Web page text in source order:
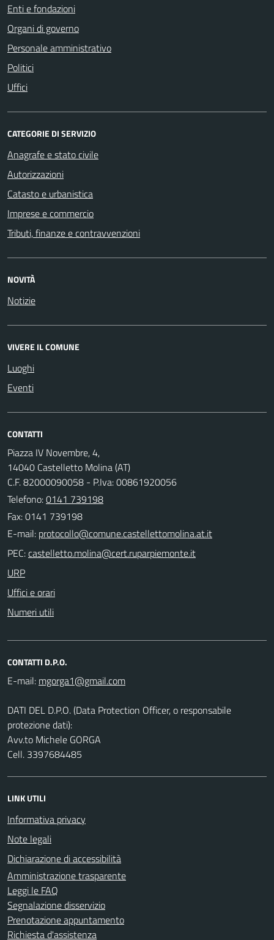
Enti e fondazioni
Organi di governo
Personale amministrativo
Politici
Uffici
CATEGORIE DI SERVIZIO
Anagrafe e stato civile
Autorizzazioni
Catasto e urbanistica
Imprese e commercio
Tributi, finanze e contravvenzioni
NOVITÀ
Notizie
VIVERE IL COMUNE
Luoghi
Eventi
CONTATTI
Piazza IV Novembre, 4,
14040 Castelletto Molina (AT)
C.F. 82000090058 - P.Iva: 00861920056
Telefono:0141 739198
Fax: 0141 739198
E-mail:
PEC:
URP
Uffici e orari
Numeri utili
CONTATTI D.P.O.
E-mail:
DATI DEL D.P.O. (Data Protection Officer, o responsabile
protezione dati):
Avv.to Michele GORGA
Cell. 3397684485
LINK UTILI
Informativa privacy
Note legali
Dichiarazione di accessibilità
Amministrazione trasparente
Leggi le FAQ
Segnalazione disservizio
Prenotazione appuntamento
Richiesta d'assistenza